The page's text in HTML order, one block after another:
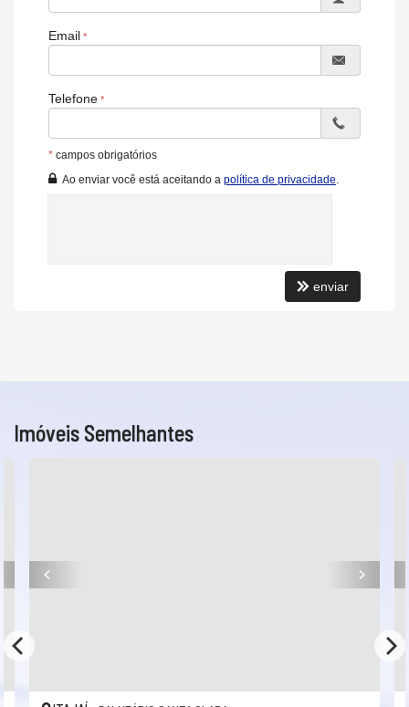
Gás Central
Coworking
Entrada para Banhistas
Lounge
Acessibilidade para PNE
Email
Telefone
* campos obrigatórios
Ao enviar você está aceitando a política de privacidade
enviar
Imóveis Semelhantes